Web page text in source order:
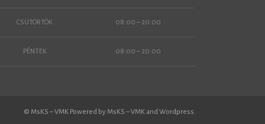
CSÜTÖRTÖK 08:00 – 20:00
PÉNTEK 08:00 – 20:00
© MsKS – VMK Powered by MsKS – VMK and Wordpress.